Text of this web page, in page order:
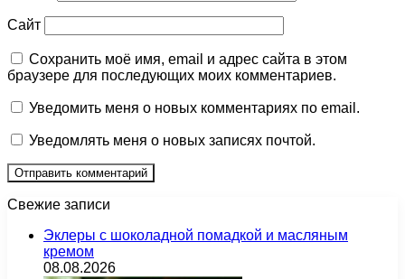
Сайт
Сохранить моё имя, email и адрес сайта в этом
браузере для последующих моих комментариев.
Уведомить меня о новых комментариях по email.
Уведомлять меня о новых записях почтой.
Свежие записи
Эклеры с шоколадной помадкой и масляным
кремом
08.08.2026